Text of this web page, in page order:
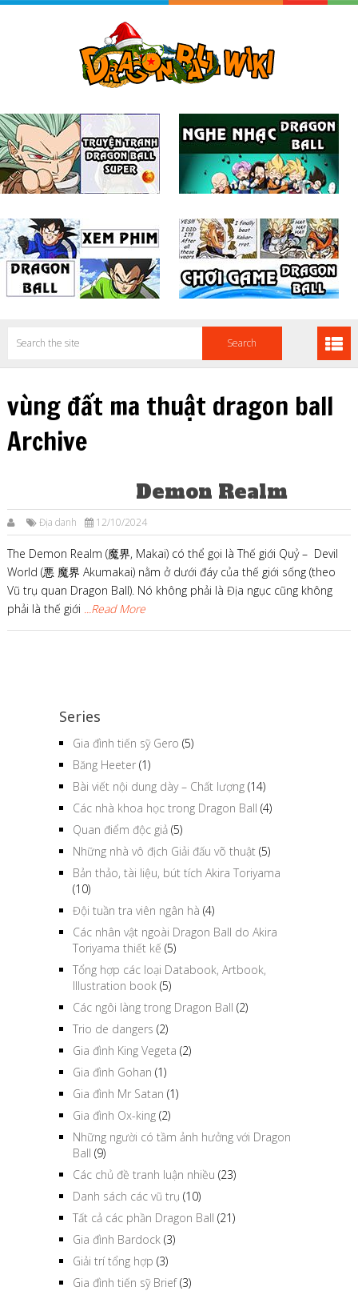
vùng đất ma thuật dragon ball
Archive
Demon Realm
Địa danh 12/10/2024
The Demon Realm (魔界, Makai) có thể gọi là Thế giới Quỷ – Devil
World (悪 魔界 Akumakai) nằm ở dưới đáy của thế giới sống (theo
Vũ trụ quan Dragon Ball). Nó không phải là Địa ngục cũng không
phải là thế giới ...Read More
Series
Gia đình tiến sỹ Gero (5)
Băng Heeter (1)
Bài viết nội dung dày – Chất lượng (14)
Các nhà khoa học trong Dragon Ball (4)
Quan điểm độc giả (5)
Những nhà vô địch Giải đấu võ thuật (5)
Bản thảo, tài liệu, bút tích Akira Toriyama
(10)
Đội tuần tra viên ngân hà (4)
Các nhân vật ngoài Dragon Ball do Akira
Toriyama thiết kế (5)
Tổng hợp các loại Databook, Artbook,
Illustration book (5)
Các ngôi làng trong Dragon Ball (2)
Trio de dangers (2)
Gia đình King Vegeta (2)
Gia đình Gohan (1)
Gia đình Mr Satan (1)
Gia đình Ox-king (2)
Những người có tầm ảnh hưởng với Dragon
Ball (9)
Các chủ đề tranh luận nhiều (23)
Danh sách các vũ trụ (10)
Tất cả các phần Dragon Ball (21)
Gia đình Bardock (3)
Giải trí tổng hợp (3)
Gia đình tiến sỹ Brief(3)